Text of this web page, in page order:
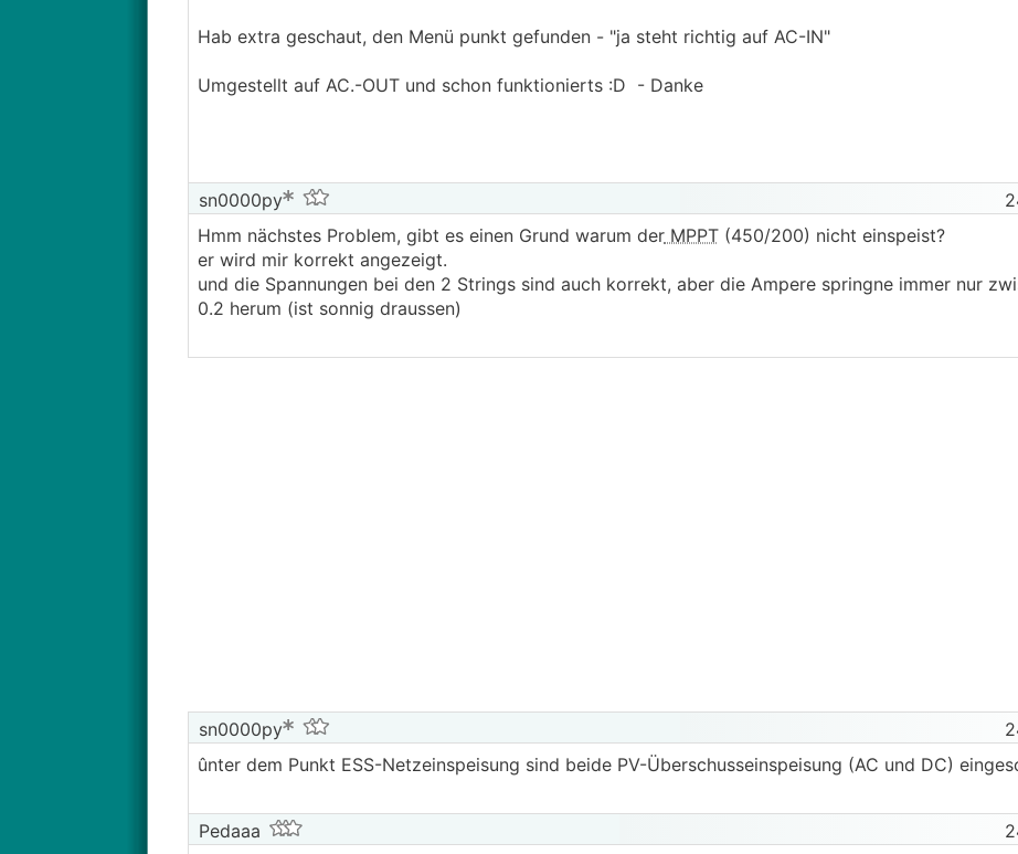
Hab extra geschaut, den Menü punkt gefunden - "ja steht richtig auf AC-IN"
Umgestellt auf AC.-OUT und schon funktionierts :D - Danke
sn0000py
Hmm nächstes Problem, gibt es einen Grund warum derMPPT(450/200) nicht einspeist?
er wird mir korrekt angezeigt.
und die Spannungen bei den 2 Strings sind auch korrekt, aber die Ampere springne immer nur
0.2 herum (ist sonnig draussen)
sn0000py
ûnter dem Punkt ESS-Netzeinspeisung sind beide PV-Überschusseinspeisung (AC und DC)
Pedaaa